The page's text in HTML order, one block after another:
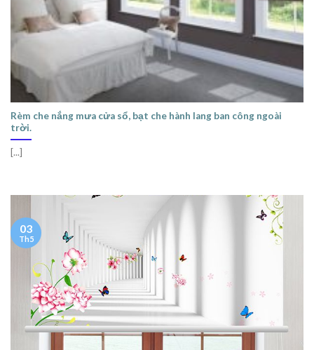
Rèm che nắng mưa cửa sổ, bạt che hành lang ban công ngoài
trời.
[...]
03
Th5